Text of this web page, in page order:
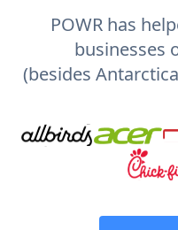
POWR has
businesses
(besides